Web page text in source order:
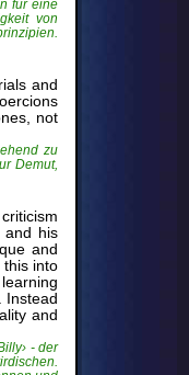
für eine
von
and
not
zu
Demut,
and his
and
this into
Instead
and
- der